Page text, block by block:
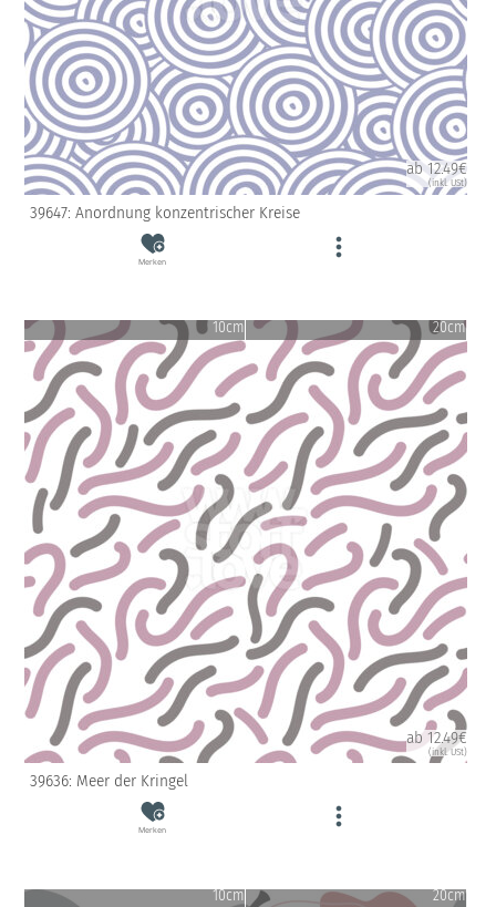
ab 12.49€
(inkl. USt)
39647: Anordnung konzentrischer Kreise
Merken
10cm 20cm
ab 12.49€
(inkl. USt)
39636: Meer der Kringel
Merken
10cm 20cm